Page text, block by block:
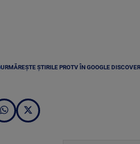
URMĂREȘTE ȘTIRILE PROTV ÎN GOOGLE DISCOVER